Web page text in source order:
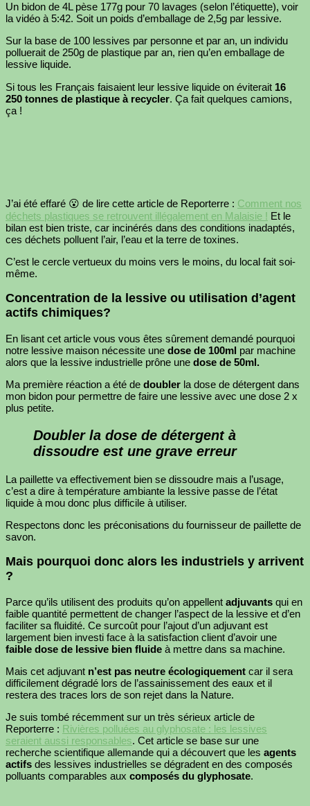
Un bidon de 4L pèse 177g pour 70 lavages (selon l’étiquette), voir
la vidéo à 5:42. Soit un poids d’emballage de 2,5g par lessive.
Sur la base de 100 lessives par personne et par an, un individu
polluerait de 250g de plastique par an, rien qu’en emballage de
lessive liquide.
Si tous les Français faisaient leur lessive liquide on éviterait 16
250 tonnes de plastique à recycler. Ça fait quelques camions,
ça !
J’ai été effaré 😮 de lire cette article de Reporterre : Comment nos
déchets plastiques se retrouvent illégalement en Malaisie ! Et le
bilan est bien triste, car incinérés dans des conditions inadaptés,
ces déchets polluent l’air, l’eau et la terre de toxines.
C’est le cercle vertueux du moins vers le moins, du local fait soi-
même.
Concentration de la lessive ou utilisation d’agent
actifs chimiques?
En lisant cet article vous vous êtes sûrement demandé pourquoi
notre lessive maison nécessite une dose de 100ml par machine
alors que la lessive industrielle prône une dose de 50ml.
Ma première réaction a été de doubler la dose de détergent dans
mon bidon pour permettre de faire une lessive avec une dose 2 x
plus petite.
Doubler la dose de détergent à
dissoudre est une grave erreur
La paillette va effectivement bien se dissoudre mais a l’usage,
c’est a dire à température ambiante la lessive passe de l’état
liquide à mou donc plus difficile à utiliser.
Respectons donc les préconisations du fournisseur de paillette de
savon.
Mais pourquoi donc alors les industriels y arrivent
?
Parce qu’ils utilisent des produits qu’on appellent adjuvants qui en
faible quantité permettent de changer l’aspect de la lessive et d’en
faciliter sa fluidité. Ce surcoût pour l’ajout d’un adjuvant est
largement bien investi face à la satisfaction client d’avoir une
faible dose de lessive bien fluide à mettre dans sa machine.
Mais cet adjuvant n’est pas neutre écologiquement car il sera
difficilement dégradé lors de l’assainissement des eaux et il
restera des traces lors de son rejet dans la Nature.
Je suis tombé récemment sur un très sérieux article de
Reporterre : Rivières polluées au glyphosate : les lessives
seraient aussi responsables. Cet article se base sur une
recherche scientifique allemande qui a découvert que les agents
actifs des lessives industrielles se dégradent en des composés
polluants comparables aux composés du glyphosate.